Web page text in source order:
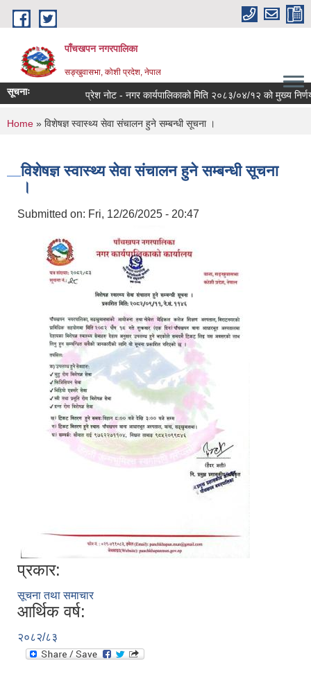
Skip to main content
पाँचखपन नगरपालिका
सङ्खु‍वासभा, कोशी प्रदेश, नेपाल
सूचनाः प्रेश नोट - नगर कार्यपालिकाको मिति २०८३/०४/१२ को मुख्य निर्णयहरु
You are here
Home » विशेषज्ञ स्वास्थ्य सेवा संचालन हुने सम्बन्धी सूचना ।
विशेषज्ञ स्वास्थ्य सेवा संचालन हुने सम्बन्धी सूचना
।
Submitted on: Fri, 12/26/2025 - 20:47
प्रकार:
सूचना तथा समाचार
आर्थिक वर्ष:
२०८२/८३